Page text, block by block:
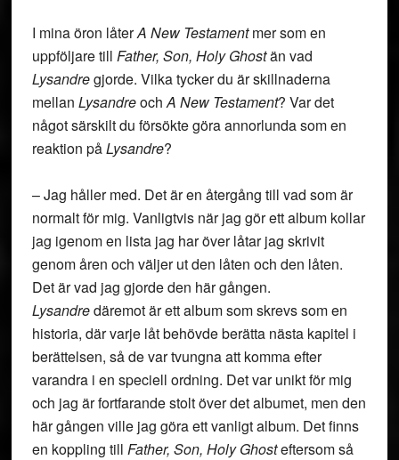
I mina öron låterA New Testamentmer som en
uppföljare till Father, Son, Holy Ghostän vad
Lysandregjorde. Vilka tycker du är skillnaderna
mellan LysandreochA New Testament? Var det
något särskilt du försökte göra annorlunda som en
reaktion påLysandre?
– Jag håller med. Det är en återgång till vad som är
normalt för mig. Vanligtvis när jag gör ett album kollar
jag igenom en lista jag har över låtar jag skrivit
genom åren och väljer ut den låten och den låten.
Det är vad jag gjorde den här gången.
Lysandredäremot är ett album som skrevs som en
historia, där varje låt behövde berätta nästa kapitel i
berättelsen, så de var tvungna att komma efter
varandra i en speciell ordning. Det var unikt för mig
och jag är fortfarande stolt över det albumet, men den
här gången ville jag göra ett vanligt album. Det finns
en koppling till Father, Son, Holy Ghosteftersom så